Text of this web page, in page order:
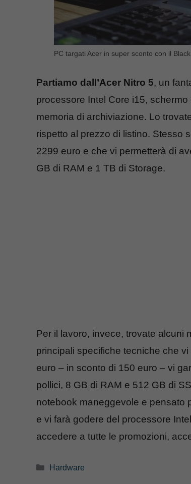
PC targati Acer in super sconto con il
Partiamo dall’Acer Nitro 5, un
processore Intel Core i15,
memoria di archiviazione. Lo
rispetto al prezzo di listino. Stesso
2299 euro e che vi permetterà di
GB di RAM e 1 TB di Storage.
Per il lavoro, invece, trovate alcuni
principali specifiche tecniche che
euro – in sconto di 150 euro – vi
pollici, 8 GB di RAM e 512 GB di
notebook maneggevole e pensato
e vi farà godere del processore
accedere a tutte le promozioni,
Categorie
Hardware